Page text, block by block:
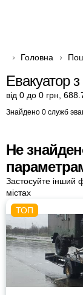
Головна
Евакуатор
від 0 до 0 грн
Знайдено 0 служб
Не
Застосуйте інший
містах